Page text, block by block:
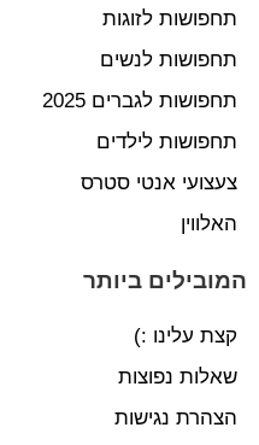
תחפושות לזוגות
תחפושות לנשים
תחפושות לגברים 2025
תחפושות לילדים
צעצועי אנטי סטרס
האלווין
המובילים ביותר
קצת עלינו :)
שאלות נפוצות
הצהרת נגישות